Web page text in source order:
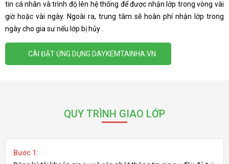
tin cá nhân và trình độ lên hệ thống để được nhận lớp trong vòng vài
giờ hoặc vài ngày. Ngoài ra, trung tâm sẽ hoàn phí nhận lớp trong
ngày cho gia sư nếu lớp bị hủy .
CÀI ĐẶT ỨNG DỤNG DAYKEMTAINHA.VN
QUY TRÌNH GIAO LỚP
Bước 1: